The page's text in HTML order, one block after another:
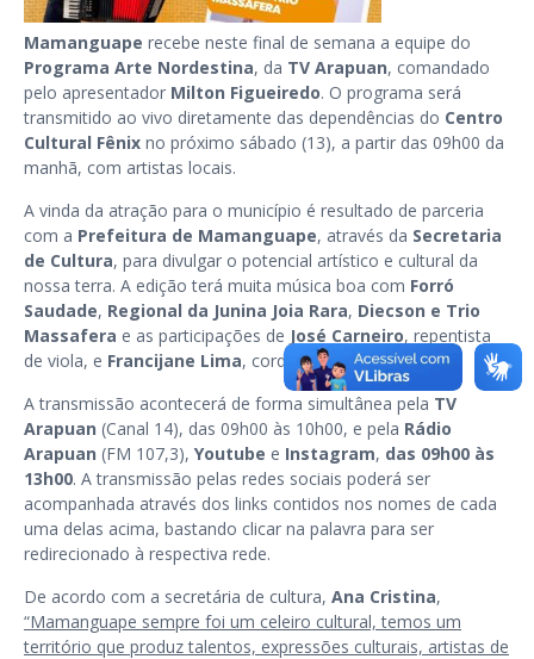
Mamanguape recebe neste final de semana a equipe do
Programa Arte Nordestina, da TV Arapuan, comandado
pelo apresentador Milton Figueiredo. O programa será
transmitido ao vivo diretamente das dependências do Centro
Cultural Fênix no próximo sábado (13), a partir das 09h00 da
manhã, com artistas locais.
A vinda da atração para o município é resultado de parceria
com a Prefeitura de Mamanguape, através da Secretaria
de Cultura, para divulgar o potencial artístico e cultural da
nossa terra. A edição terá muita música boa com Forró
Saudade, Regional da Junina Joia Rara, Diecson e Trio
Massafera e as participações de José Carneiro, repentista
de viola, e Francijane Lima, cordelista.
A transmissão acontecerá de forma simultânea pela TV
Arapuan (Canal 14), das 09h00 às 10h00, e pela Rádio
Arapuan (FM 107,3), Youtube e Instagram, das 09h00 às
13h00. A transmissão pelas redes sociais poderá ser
acompanhada através dos links contidos nos nomes de cada
uma delas acima, bastando clicar na palavra para ser
redirecionado à respectiva rede.
De acordo com a secretária de cultura, Ana Cristina,
“Mamanguape sempre foi um celeiro cultural, temos um
território que produz talentos, expressões culturais, artistas de